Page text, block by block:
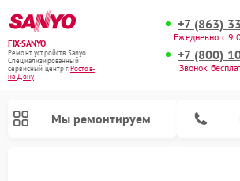
FIX-SANYO
Ремонт устройств Sanyo
Специализированный
cервисный центр г.Ростов-
на-Дону
+7 (863)
Ежедневно с
+7 (800)
Звонок
Мы ремонтируем